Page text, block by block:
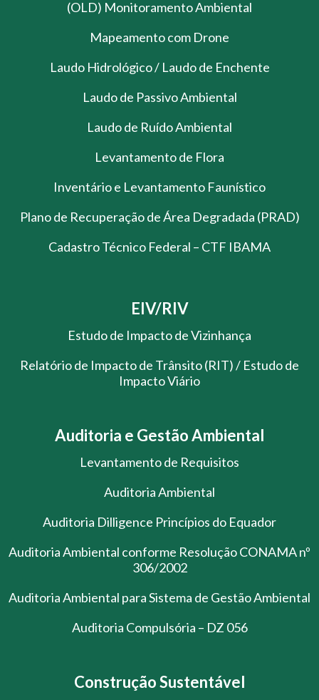
(OLD) Monitoramento Ambiental
Mapeamento com Drone
Laudo Hidrológico / Laudo de Enchente
Laudo de Passivo Ambiental
Laudo de Ruído Ambiental
Levantamento de Flora
Inventário e Levantamento Faunístico
Plano de Recuperação de Área Degradada (PRAD)
Cadastro Técnico Federal – CTF IBAMA
EIV/RIV
Estudo de Impacto de Vizinhança
Relatório de Impacto de Trânsito (RIT) / Estudo de
Impacto Viário
Auditoria e Gestão Ambiental
Levantamento de Requisitos
Auditoria Ambiental
Auditoria Dilligence Princípios do Equador
Auditoria Ambiental conforme Resolução CONAMA nº
306/2002
Auditoria Ambiental para Sistema de Gestão Ambiental
Auditoria Compulsória – DZ 056
Construção Sustentável